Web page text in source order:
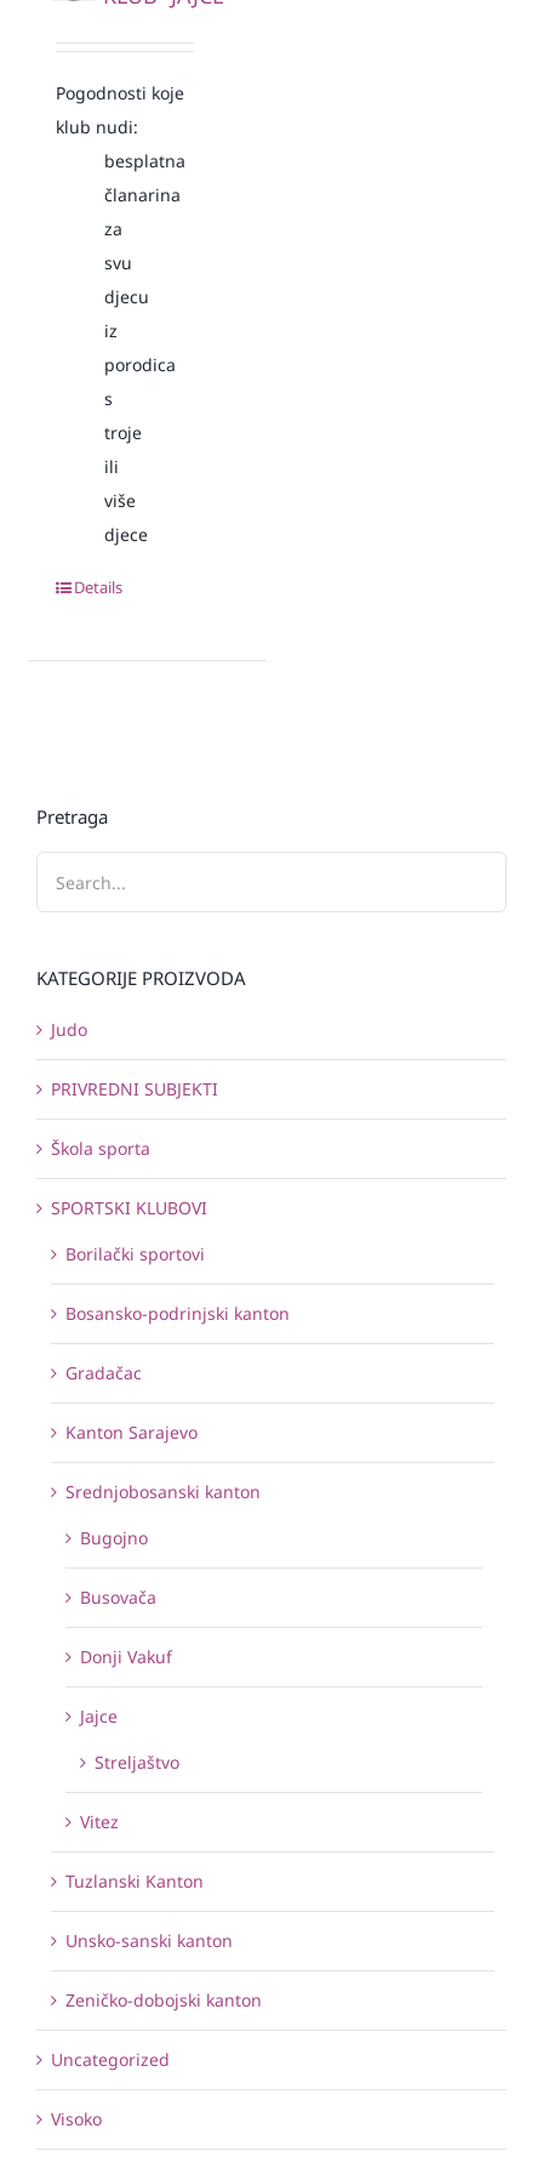
Pogodnosti koje
klub nudi:
besplatna
članarina
za
svu
djecu
iz
porodica
s
troje
ili
više
djece
Details
Pretraga
KATEGORIJE PROIZVODA
Judo
PRIVREDNI SUBJEKTI
Škola sporta
SPORTSKI KLUBOVI
Borilački sportovi
Bosansko-podrinjski kanton
Gradačac
Kanton Sarajevo
Srednjobosanski kanton
Bugojno
Busovača
Donji Vakuf
Jajce
Streljaštvo
Vitez
Tuzlanski Kanton
Unsko-sanski kanton
Zeničko-dobojski kanton
Uncategorized
Visoko